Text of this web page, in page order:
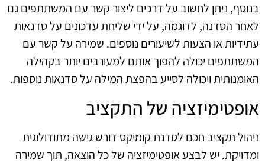
בנוסף, ניתן לחשוב על דרכים ליצור קשר עם המשתתפים גם
לאחר הסדנה, לדוגמה, על ידי שליחת עדכונים על סדנאות
עתידיות או הצעות לשיעורים נוספים. שמירה על קשר עם
המשתתפים יכולה להפוך אותם למעורבים יותר בקהילה
האומנותית ויכולה לסייע בהפצת המילה על סדנאות נוספות.
אופטימיזציה של התקציב
ניהול תקציב חכם לסדנת קומיקס דורש גישה מתודולוגית
ומדויקת. יש לבצע אופטימיזציה של כל הוצאה, תוך שמירה